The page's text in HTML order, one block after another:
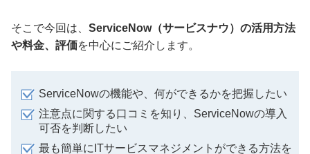
そこで今回は、 ServiceNow（サービスナウ）の活用方法
や料金、評価を中心にご紹介します。
ServiceNowの機能や、何ができるかを把握したい
注意点に関する口コミを知り、ServiceNowの導入
可否を判断したい
最も簡単にITサービスマネジメントができる方法を